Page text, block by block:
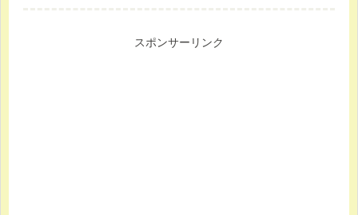
スポンサーリンク